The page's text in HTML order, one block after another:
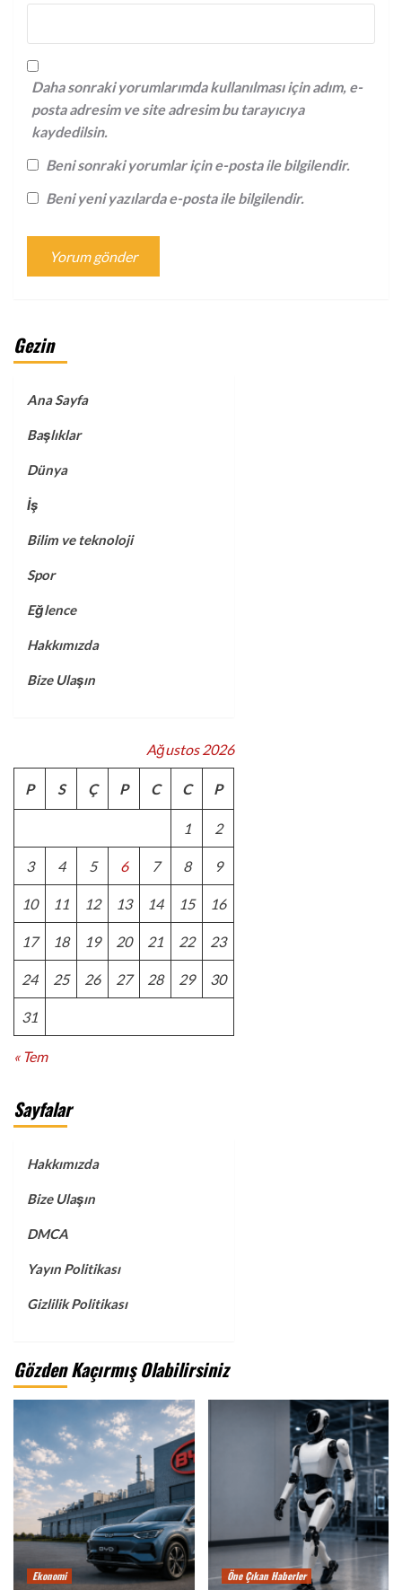
Daha sonraki yorumlarımda kullanılması için adım, e-
posta adresim ve site adresim bu tarayıcıya
kaydedilsin.
Beni sonraki yorumlar için e-posta ile bilgilendir.
Beni yeni yazılarda e-posta ile bilgilendir.
Gezin
Ana Sayfa
Başlıklar
Dünya
İş
Bilim ve teknoloji
Spor
Eğlence
Hakkımızda
Bize Ulaşın
Ağustos 2026
P S Ç P C C P
1 2
3 4 5 6 7 8 9
10 11 12 13 14 15 16
17 18 19 20 21 22 23
24 25 26 27 28 29 30
31
« Tem
Sayfalar
Hakkımızda
Bize Ulaşın
DMCA
Yayın Politikası
Gizlilik Politikası
Gözden Kaçırmış Olabilirsiniz
Ekonomi Öne Çıkan Haberler